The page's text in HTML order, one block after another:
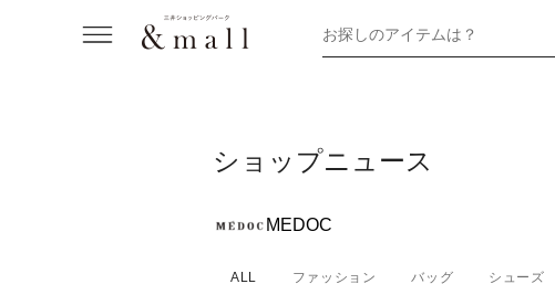
お探しのアイテムは？
ショップニュース
MEDOC
ALL ファッション バッグ シューズ